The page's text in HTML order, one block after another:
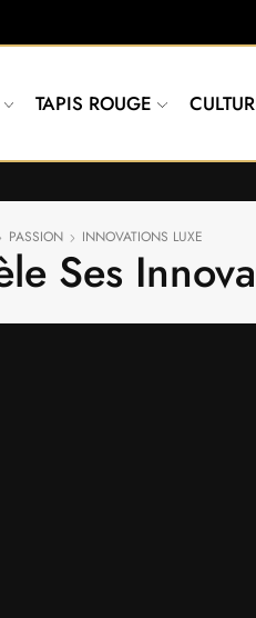
TAPIS ROUGE
PASSION INNOVATIONS LUXE
Ses